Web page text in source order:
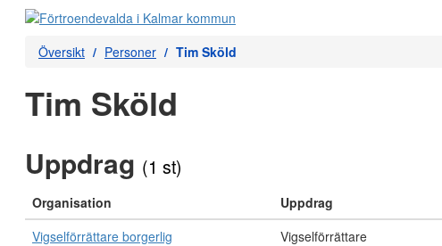
Översikt Personer Tim Sköld
Tim Sköld
Uppdrag (1 st)
Organisation Uppdrag
Vigselförrättare borgerlig
Vigselförrättare